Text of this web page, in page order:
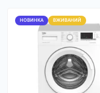
НОВИНКА ВЖИВАНИЙ